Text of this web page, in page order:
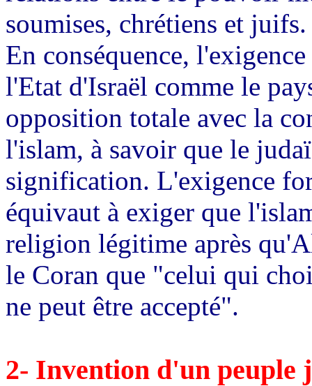
soumises, chrétiens et juifs.
En conséquence,
l'Etat d'Israël comme le
opposition totale avec la
l'islam, à savoir que le
signification. L'exigence
équivaut à exiger que
religion légitime après
le Coran que "celui qui
ne peut être accepté".
2- Invention d'un peuple